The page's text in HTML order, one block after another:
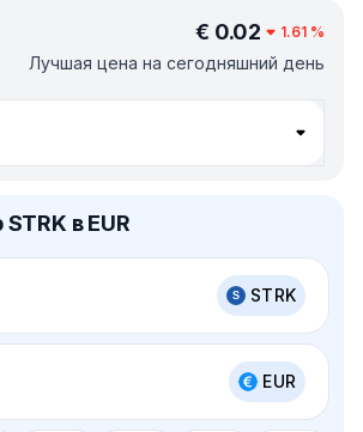
€ 0.02 1.61 %
Лучшая цена на сегодняшний день
в EUR
STRK
EUR